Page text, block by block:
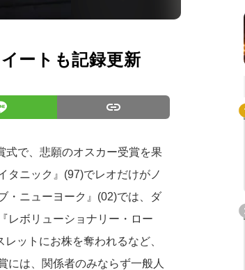
ートも記録更新
式で、悲願のオスカー受賞を果
タニック』(97)でレオだけがノ
・ニューヨーク』(02)では、ダ
レボリューショナリー・ロー
ットにお株を奪われるなど、
には、関係者のみならず一般人